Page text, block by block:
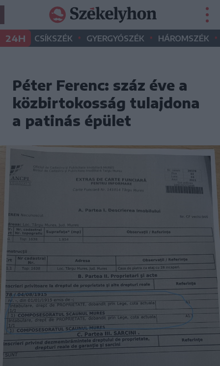
24H CSÍKSZÉK • GYERGYÓSZÉK • HÁROMSZÉK •
Péter Ferenc: száz éve a
közbirtokosság tulajdona
a patinás épület